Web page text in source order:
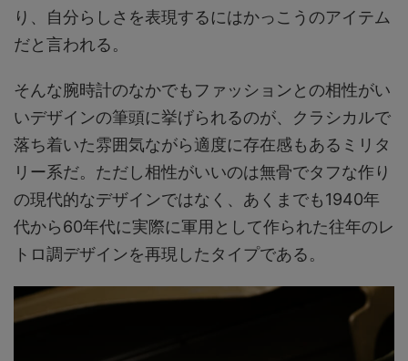
り、自分らしさを表現するにはかっこうのアイテム
だと言われる。
そんな腕時計のなかでもファッションとの相性がい
いデザインの筆頭に挙げられるのが、クラシカルで
落ち着いた雰囲気ながら適度に存在感もあるミリタ
リー系だ。ただし相性がいいのは無骨でタフな作り
の現代的なデザインではなく、あくまでも1940年
代から60年代に実際に軍用として作られた往年のレ
トロ調デザインを再現したタイプである。